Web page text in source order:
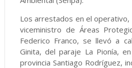
Los arrestados en el
viceministro de Áreas
Federico Franco, se llevó a
Ginita, del paraje La Pionía,
provincia Santiago Rodríguez,